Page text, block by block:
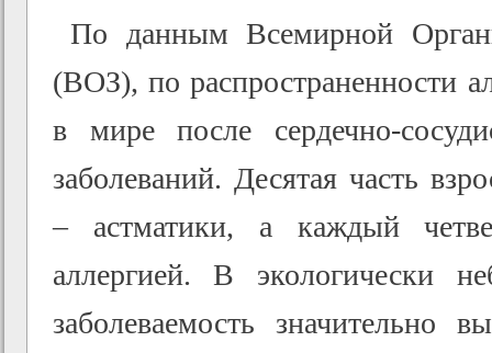
По данным Всемирной
(ВОЗ), по распространенности
в мире после сердечно-
заболеваний. Десятая часть
– астматики, а каждый
аллергией. В экологически
заболеваемость